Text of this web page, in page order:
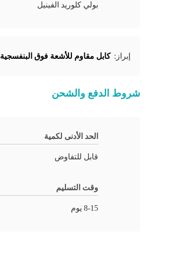
بولي كلوريد الفينيل
إبراز: كابل مقاوم للأشعة فوق البنفسجية BS 7889
شروط الدفع والشحن
الحد الأدنى لكمية
قابل للتفاوض
وقت التسليم
8-15 يوم